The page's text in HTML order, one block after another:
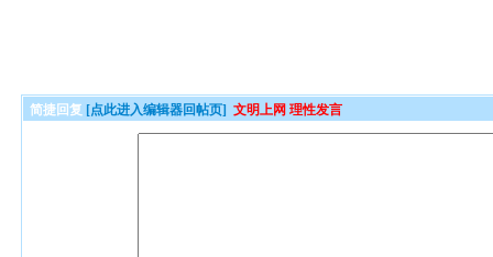
简捷回复 [点此进入编辑器回帖页] 文明上网 理性发言